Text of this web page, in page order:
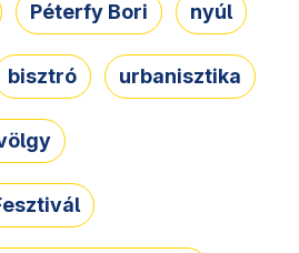
Péterfy Bori nyúl
bisztró urbanisztika